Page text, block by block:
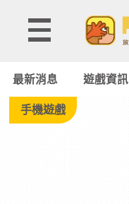
Tag:
鬥
最新消息 遊戲資訊
手機遊戲